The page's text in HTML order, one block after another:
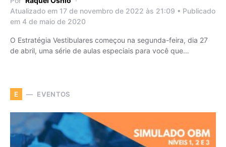
Atualizado em 17 de novembro de 2022 às 21:09 • Publicado
em 4 de maio de 2020
O Estratégia Vestibulares começou na segunda-feira, dia 27
de abril, uma série de aulas especiais para você que…
E EVENTOS